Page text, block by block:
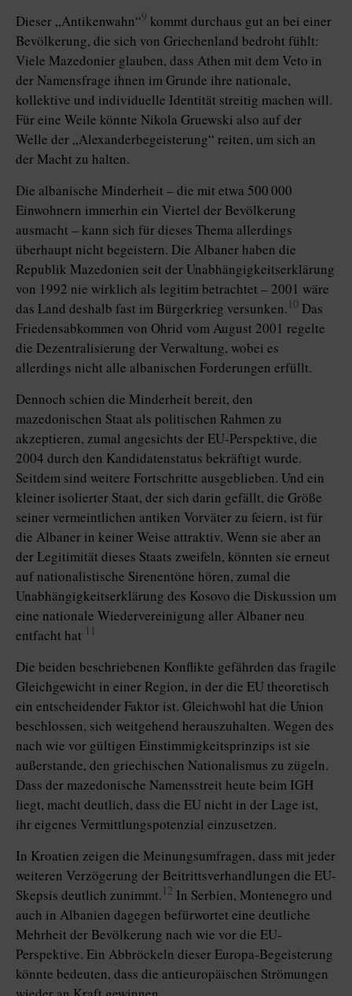
Dieser „Antikenwahn“9 kommt durchaus gut an bei einer
Bevölkerung, die sich von Griechenland bedroht fühlt:
Viele Mazedonier glauben, dass Athen mit dem Veto in
der Namensfrage ihnen im Grunde ihre nationale,
kollektive und individuelle Identität streitig machen will.
Für eine Weile könnte Nikola Gruewski also auf der
Welle der „Alexanderbegeisterung“ reiten, um sich an
der Macht zu halten.
Die albanische Minderheit – die mit etwa 500 000
Einwohnern immerhin ein Viertel der Bevölkerung
ausmacht – kann sich für dieses Thema allerdings
überhaupt nicht begeistern. Die Albaner haben die
Republik Mazedonien seit der Unabhängigkeitserklärung
von 1992 nie wirklich als legitim betrachtet – 2001 wäre
das Land deshalb fast im Bürgerkrieg versunken. 10 Das
Friedensabkommen von Ohrid vom August 2001 regelte
die Dezentralisierung der Verwaltung, wobei es
allerdings nicht alle albanischen Forderungen erfüllt.
Dennoch schien die Minderheit bereit, den
mazedonischen Staat als politischen Rahmen zu
akzeptieren, zumal angesichts der EU-Perspektive, die
2004 durch den Kandidatenstatus bekräftigt wurde.
Seitdem sind weitere Fortschritte ausgeblieben. Und ein
kleiner isolierter Staat, der sich darin gefällt, die Größe
seiner vermeintlichen antiken Vorväter zu feiern, ist für
die Albaner in keiner Weise attraktiv. Wenn sie aber an
der Legitimität dieses Staats zweifeln, könnten sie erneut
auf nationalistische Sirenentöne hören, zumal die
Unabhängigkeitserklärung des Kosovo die Diskussion um
eine nationale Wiedervereinigung aller Albaner neu
entfacht hat.11
Die beiden beschriebenen Konflikte gefährden das fragile
Gleichgewicht in einer Region, in der die EU theoretisch
ein entscheidender Faktor ist. Gleichwohl hat die Union
beschlossen, sich weitgehend herauszuhalten. Wegen des
nach wie vor gültigen Einstimmigkeitsprinzips ist sie
außerstande, den griechischen Nationalismus zu zügeln.
Dass der mazedonische Namensstreit heute beim IGH
liegt, macht deutlich, dass die EU nicht in der Lage ist,
ihr eigenes Vermittlungspotenzial einzusetzen.
In Kroatien zeigen die Meinungsumfragen, dass mit jeder
weiteren Verzögerung der Beitrittsverhandlungen die EU-
Skepsis deutlich zunimmt. 12 In Serbien, Montenegro und
auch in Albanien dagegen befürwortet eine deutliche
Mehrheit der Bevölkerung nach wie vor die EU-
Perspektive. Ein Abbröckeln dieser Europa-Begeisterung
könnte bedeuten, dass die antieuropäischen Strömungen